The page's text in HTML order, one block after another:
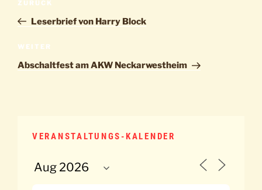
Vorheriger
Beitrag
ZURÜCK
Leserbrief von Harry Block
Nächster
Beitrag
WEITER
Abschaltfest am AKW Neckarwestheim
VERANSTALTUNGS-KALENDER